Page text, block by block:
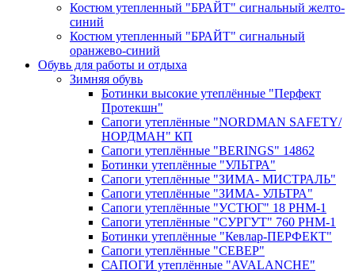
Костюм утепленный "БРАЙТ" сигнальный желто-
синий
Костюм утепленный "БРАЙТ" сигнальный
оранжево-синий
Обувь для работы и отдыха
Зимняя обувь
Ботинки высокие утеплённые "Перфект
Протекшн"
Сапоги утеплённые "NORDMAN SAFETY/
НОРДМАН" КП
Сапоги утеплённые "BERINGS" 14862
Ботинки утеплённые "УЛЬТРА"
Сапоги утеплённые "ЗИМА- МИСТРАЛЬ"
Сапоги утеплённые "ЗИМА- УЛЬТРА"
Сапоги утеплённые "УСТЮГ" 18 РНМ-1
Сапоги утеплённые "СУРГУТ" 760 РНМ-1
Ботинки утеплённые "Кевлар-ПЕРФЕКТ"
Сапоги утеплённые "СЕВЕР"
САПОГИ утеплённые "AVALANCHE"